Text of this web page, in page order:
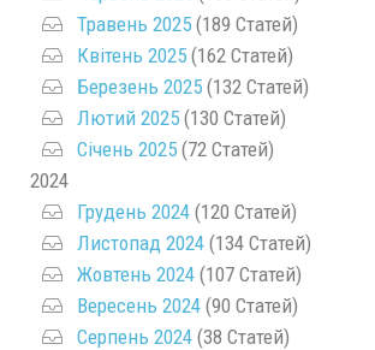
Травень 2025 (189 Статей)
Квітень 2025 (162 Статей)
Березень 2025 (132 Статей)
Лютий 2025 (130 Статей)
Січень 2025 (72 Статей)
2024
Грудень 2024 (120 Статей)
Листопад 2024 (134 Статей)
Жовтень 2024 (107 Статей)
Вересень 2024 (90 Статей)
Серпень 2024 (38 Статей)